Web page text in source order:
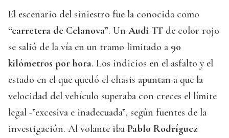
El escenario del siniestro fue la conocida como
“carretera de Celanova”. Un Audi TT de color rojo
se salió de la vía en un tramo limitado a 90
kilómetros por hora. Los indicios en el asfalto y el
estado en el que quedó el chasis apuntan a que la
velocidad del vehículo superaba con creces el límite
legal -”excesiva e inadecuada”, según fuentes de la
investigación. Al volante iba Pablo Rodríguez